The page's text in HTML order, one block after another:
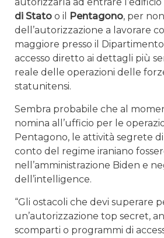
di Stato o il Pentagono, per
dell’autorizzazione a lavorare
maggiore presso il
accesso diretto ai dettagli più
reale delle operazioni delle
statunitensi.
Sembra probabile che al
nomina all’ufficio per le
Pentagono, le attività segrete
conto del regime iraniano
nell’amministrazione Biden e
dell’intelligence.
“Gli ostacoli che devi superare
un’autorizzazione top secret,
scomparti o programmi di